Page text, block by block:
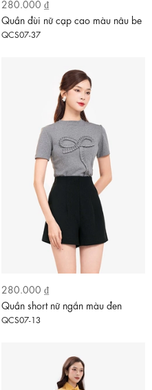
280.000 ₫
Quần đùi nữ cạp cao màu nâu be
QCS07-37
280.000 ₫
Quần short nữ ngắn màu đen
QCS07-13